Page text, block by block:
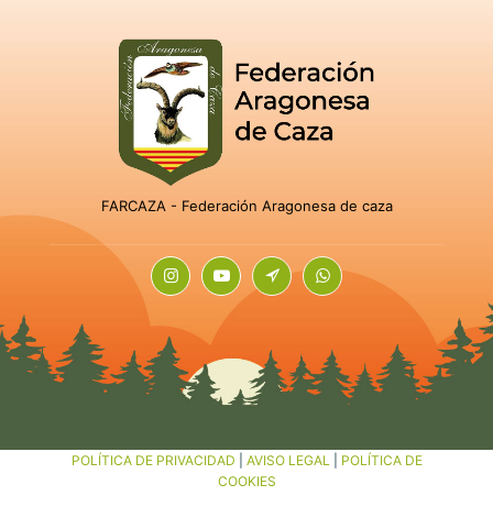
FARCAZA - Federación Aragonesa de caza
POLÍTICA DE PRIVACIDAD AVISO LEGAL
POLÍTICA DE
COOKIES